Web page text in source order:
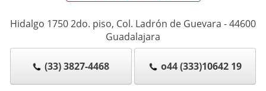
Hidalgo 1750 2do. piso, Col. Ladrón de Guevara -44600
Guadalajara
(33) 3827-4468 o44 (333)10642 19